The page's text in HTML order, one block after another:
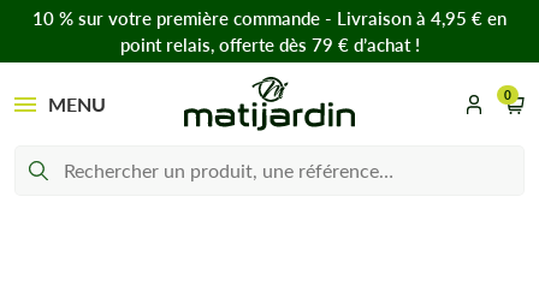
10 % sur votre première commande - Livraison à 4,95 € en
point relais, offerte dès 79 € d’achat !
MENU 0